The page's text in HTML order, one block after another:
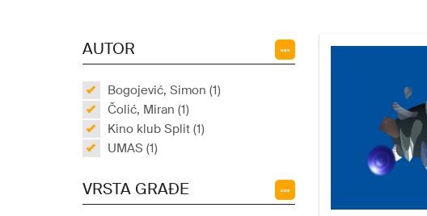
AUTOR
Bogojević, Simon (1)
Čolić, Miran (1)
Kino klub Split (1)
UMAS (1)
VRSTA GRAĐE